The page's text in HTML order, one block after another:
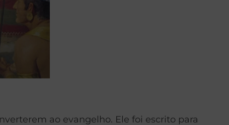
ao evangelho. Ele foi escrito para